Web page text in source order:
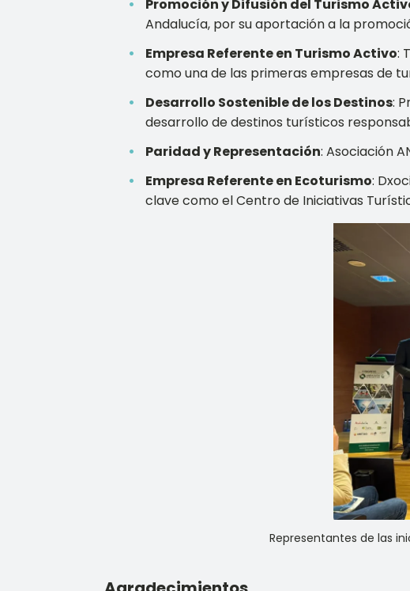
Promoción y Difusión del Turismo
Andalucía, por su aportación a la
Empresa Referente en Turismo Activo:
como una de las primeras empresas de
Desarrollo Sostenible de los Destinos:
desarrollo de destinos turísticos
Paridad y Representación: Asociación
Empresa Referente en Ecoturismo:
clave como el Centro de Iniciativas
Representantes de las